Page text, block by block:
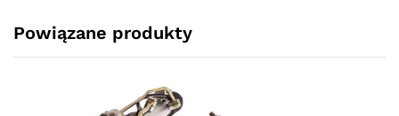
Powiązane produkty